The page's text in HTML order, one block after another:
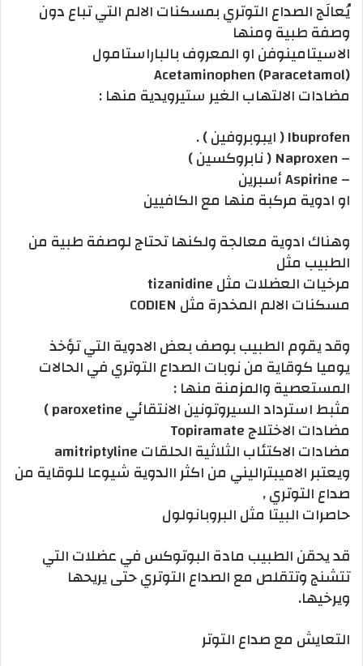
يُعالَج الصداع التوتري بمسكنات الالم التي تباع دون
وصفة طبية ومنها
الاسيتامينوفن او المعروف بالباراستامول
Acetaminophen (Paracetamol)
مضادات الالتهاب الغير ستيرويدية منها :
Ibuprofen ( ايبوبروفين ) .
– Naproxen ( نابروكسين )
– Aspirine أسبرين
او ادوية مركبة منها مع الكافيين
وهناك ادوية معالجة ولكنها تحتاج لوصفة طبية من
الطبيب مثل
مرخيات العضلات مثل tizanidine
مسكنات الالم المخدرة مثل CODIEN
وقد يقوم الطبيب بوصف بعض الادوية التي تؤخذ
يوميا كوقاية من نوبات الصداع التوتري في الحالات
المستعصية والمزمنة منها :
مثبط استرداد السيروتونين الانتقائي paroxetine )
مضادات الاختلاج Topiramate
مضادات الاكتئاب الثلاثية الحلقات amitriptyline
ويعتبر الاميبتراليني من اكثر االدوية شيوعا للوقاية من
صداع التوتري ,
حاصرات البيتا مثل البروبانولول
قد يحقن الطبيب مادة البوتوكس في عضلات التي
تتشنج وتتقلص مع الصداع التوتري حتى يريحها
ويرخيها.
التعايش مع صداع التوتر